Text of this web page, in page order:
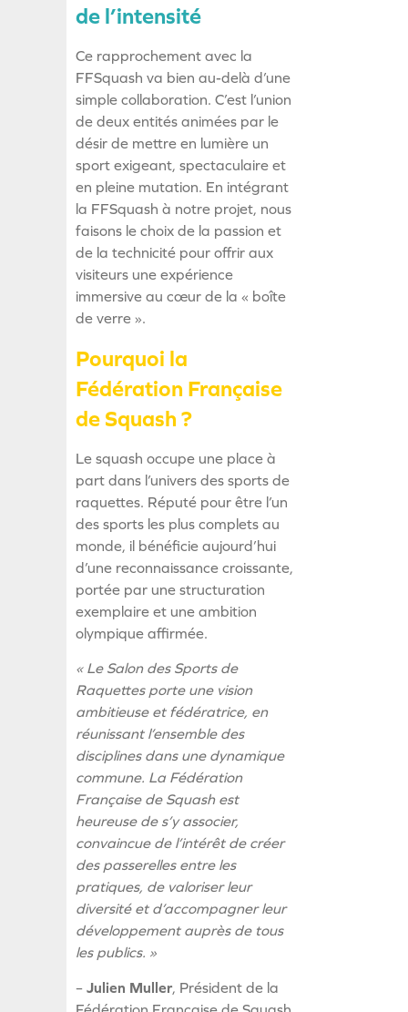
de l’intensité
Ce rapprochement avec la
FFSquash va bien au-delà d’une
simple collaboration. C’est l’union
de deux entités animées par le
désir de mettre en lumière un
sport exigeant, spectaculaire et
en pleine mutation. En intégrant
la FFSquash à notre projet, nous
faisons le choix de la passion et
de la technicité pour offrir aux
visiteurs une expérience
immersive au cœur de la « boîte
de verre ».
Pourquoi la
Fédération Française
de Squash ?
Le squash occupe une place à
part dans l’univers des sports de
raquettes. Réputé pour être l’un
des sports les plus complets au
monde, il bénéficie aujourd’hui
d’une reconnaissance croissante,
portée par une structuration
exemplaire et une ambition
olympique affirmée.
« Le Salon des Sports de
Raquettes porte une vision
ambitieuse et fédératrice, en
réunissant l’ensemble des
disciplines dans une dynamique
commune. La Fédération
Française de Squash est
heureuse de s’y associer,
convaincue de l’intérêt de créer
des passerelles entre les
pratiques, de valoriser leur
diversité et d’accompagner leur
développement auprès de tous
les publics. »
– Julien Muller , Président de la